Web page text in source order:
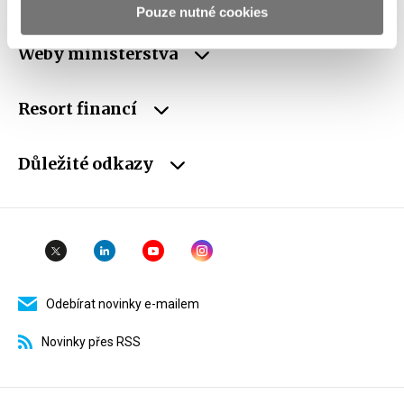
Pouze nutné cookies
Weby ministerstva
Resort financí
Důležité odkazy
Odebírat novinky e-mailem
Novinky přes RSS